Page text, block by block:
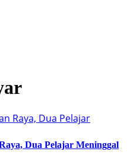
Dua Pelajar Meninggal